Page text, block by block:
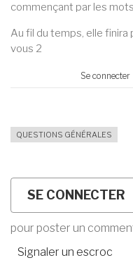
commençant par les
Au fil du temps, elle finira
vous 2
Se connecter
QUESTIONS GÉNÉRALES
SE CONNECTER
pour poster un
Signaler un escroc